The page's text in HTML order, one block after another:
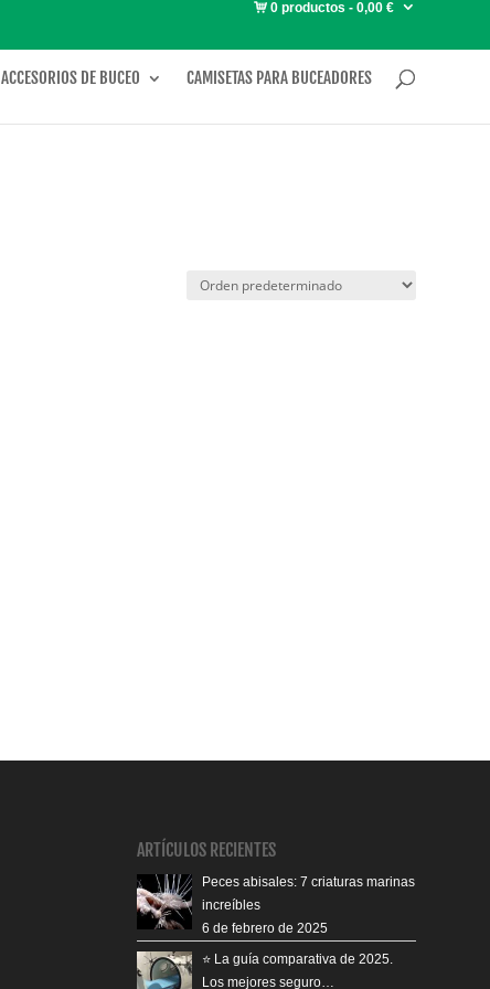
0 productos 0,00 €
ACCESORIOS DE BUCEO CAMISETAS PARA BUCEADORES
ARTÍCULOS RECIENTES
Peces abisales: 7 criaturas marinas
increíbles
6 de febrero de 2025
⭐️ La guía comparativa de 2025.
Los mejores seguro…